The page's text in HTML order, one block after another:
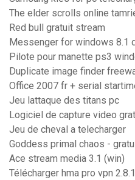
The elder scrolls online
Red bull gratuit stream
Messenger for windows 8.1
Pilote pour manette ps3
Duplicate image finder
Office 2007 fr + serial
Jeu lattaque des titans pc
Logiciel de capture video
Jeu de cheval a telecharger
Goddess primal chaos -
Ace stream media 3.1 (win)
Télécharger hma pro vpn